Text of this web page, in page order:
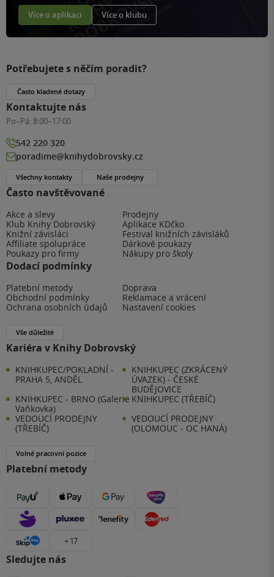
Více o aplikaci Více o klubu
Často navštěvované
Akce a slevy
Prodejny
Klub Knihy Dobrovský
Aplikace KDčko
Knižní závisláci
Festival knižních závisláků
Affiliate spolupráce
Dárkové poukazy
Poukazy pro firmy
Nákupy pro školy
Dodací podmínky
Platební metody
Doprava
Obchodní podmínky
Reklamace a vrácení
Ochrana osobních údajů
Nastavení cookies
Vše důležité
Kariéra v Knihy Dobrovský
KNIHKUPEC/POKLADNÍ -
PRAHA 5, ANDĚL
KNIHKUPEC (ZKRÁCENÝ
ÚVAZEK) - ČESKÉ
BUDĚJOVICE
KNIHKUPEC - BRNO (Galerie
Vaňkovka)
KNIHKUPEC (TŘEBÍČ)
VEDOUCÍ PRODEJNY
(TŘEBÍČ)
VEDOUCÍ PRODEJNY
(OLOMOUC - OC HANÁ)
Volné pracovní pozice
Platební metody
+ 17
Sledujte nás
Potřebujete s něčím poradit?
Často kladené dotazy
Kontaktujte nás
Po–Pá: 8:00–17:00
542 220 320
poradime@knihydobrovsky.cz
Všechny kontakty Naše prodejny